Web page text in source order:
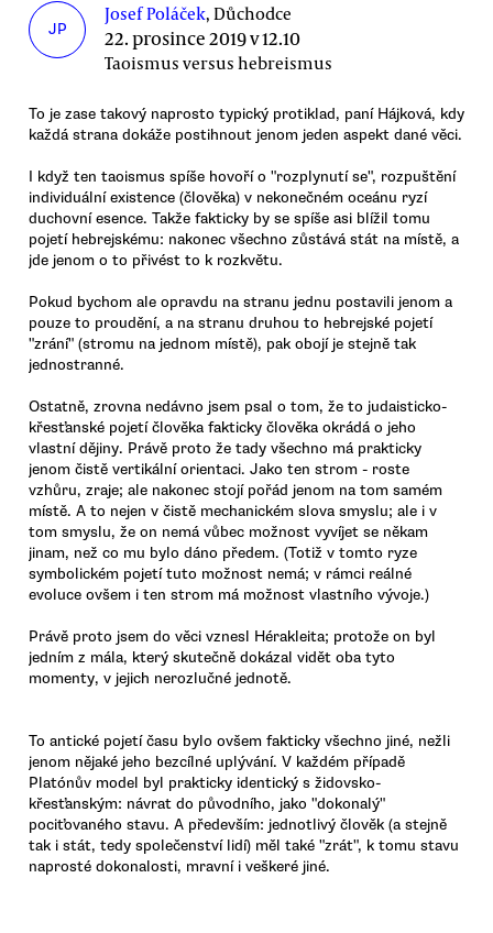
JP
Josef Poláček, Důchodce
22. prosince 2019 v 12.10
Taoismus versus hebreismus
To je zase takový naprosto typický protiklad, paní Hájková, kdy
každá strana dokáže postihnout jenom jeden aspekt dané věci.
I když ten taoismus spíše hovoří o "rozplynutí se", rozpuštění
individuální existence (člověka) v nekonečném oceánu ryzí
duchovní esence. Takže fakticky by se spíše asi blížil tomu
pojetí hebrejskému: nakonec všechno zůstává stát na místě, a
jde jenom o to přivést to k rozkvětu.
Pokud bychom ale opravdu na stranu jednu postavili jenom a
pouze to proudění, a na stranu druhou to hebrejské pojetí
"zrání" (stromu na jednom místě), pak obojí je stejně tak
jednostranné.
Ostatně, zrovna nedávno jsem psal o tom, že to judaisticko-
křesťanské pojetí člověka fakticky člověka okrádá o jeho
vlastní dějiny. Právě proto že tady všechno má prakticky
jenom čistě vertikální orientaci. Jako ten strom - roste
vzhůru, zraje; ale nakonec stojí pořád jenom na tom samém
místě. A to nejen v čistě mechanickém slova smyslu; ale i v
tom smyslu, že on nemá vůbec možnost vyvíjet se někam
jinam, než co mu bylo dáno předem. (Totiž v tomto ryze
symbolickém pojetí tuto možnost nemá; v rámci reálné
evoluce ovšem i ten strom má možnost vlastního vývoje.)
Právě proto jsem do věci vznesl Hérakleita; protože on byl
jedním z mála, který skutečně dokázal vidět oba tyto
momenty, v jejich nerozlučné jednotě.
To antické pojetí času bylo ovšem fakticky všechno jiné, nežli
jenom nějaké jeho bezcílné uplývání. V každém případě
Platónův model byl prakticky identický s židovsko-
křesťanským: návrat do původního, jako "dokonalý"
pociťovaného stavu. A především: jednotlivý člověk (a stejně
tak i stát, tedy společenství lidí) měl také "zrát", k tomu stavu
naprosté dokonalosti, mravní i veškeré jiné.